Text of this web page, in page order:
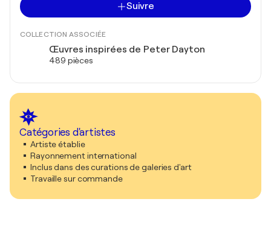
Suivre
COLLECTION ASSOCIÉE
Œuvres inspirées de Peter Dayton
489 pièces
Catégories d'artistes
Artiste établie
Rayonnement international
Inclus dans des curations de galeries d'art
Travaille sur commande